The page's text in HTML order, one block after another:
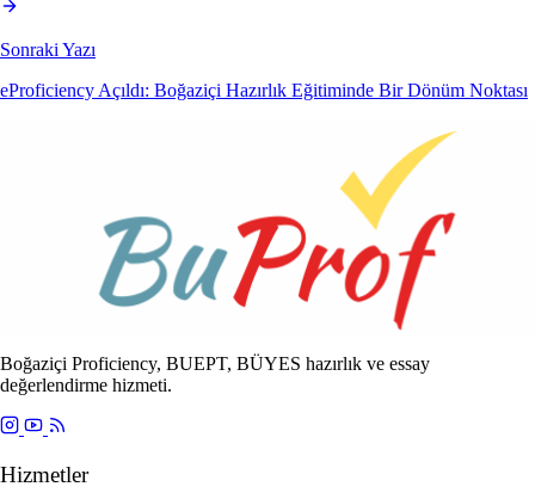
Sonraki Yazı
eProficiency Açıldı: Boğaziçi Hazırlık Eğitiminde Bir Dönüm Noktası
Boğaziçi Proficiency, BUEPT, BÜYES hazırlık ve essay
değerlendirme hizmeti.
Hizmetler